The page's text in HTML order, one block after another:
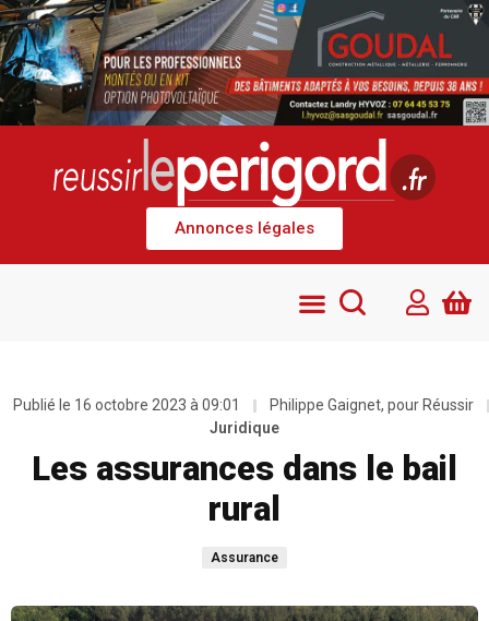
Annonces légales
Publié le 16 octobre 2023 à 09:01
Philippe Gaignet, pour Réussir
Juridique
Les assurances dans le bail
rural
Assurance